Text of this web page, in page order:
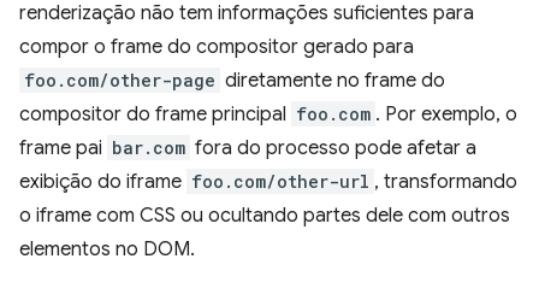
renderização não tem informações suficientes para
compor o frame do compositor gerado para
foo.com/other-page diretamente no frame do
compositor do frame principal foo.com . Por exemplo, o
frame pai bar.com fora do processo pode afetar a
exibição do iframe foo.com/other-url , transformando
o iframe com CSS ou ocultando partes dele com outros
elementos no DOM.